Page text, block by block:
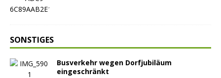
SONSTIGES
Busverkehr wegen Dorfjubiläum
eingeschränkt